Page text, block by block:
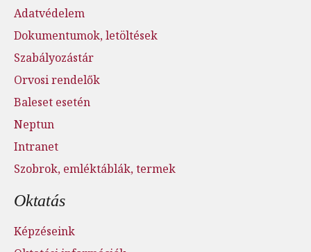
Adatvédelem
Dokumentumok, letöltések
Szabályozástár
Orvosi rendelők
Baleset esetén
Neptun
Intranet
Szobrok, emléktáblák, termek
Oktatás
Képzéseink